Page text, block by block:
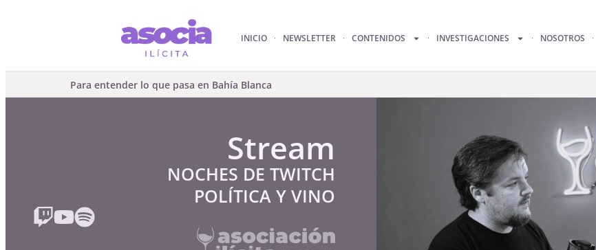
INICIO NEWSLETTER CONTENIDOS INVESTIGACIONES NOSOTROS
Para entender lo que pasa en Bahía Blanca
Stream
NOCHES DE TWITCH
POLÍTICA Y VINO